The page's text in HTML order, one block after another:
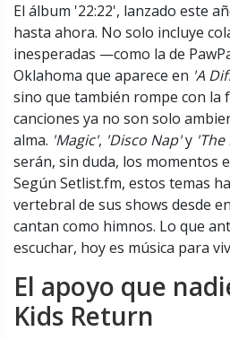
El álbum '22:22', lanzado este
hasta ahora. No solo incluye
inesperadas —como la de
Oklahoma que aparece en 'A
sino que también rompe con la
canciones ya no son solo
alma. 'Magic', 'Disco Nap'y
serán, sin duda, los momentos
Según Setlist.fm, estos temas
vertebral de sus shows desde
cantan como himnos. Lo que
escuchar, hoy es música para
El apoyo que
Kids Return